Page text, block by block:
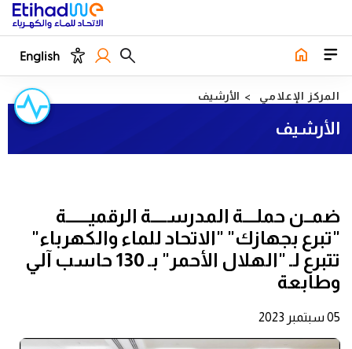
English
المركز الإعلامي الأرشيف
الأرشيف
ضمــن حملــــة المدرســـــة الرقميـــــــة
"تبرع بجهازك" "الاتحاد للماء والكهرباء"
تتبرع لـ "الهلال الأحمر" بـ 130 حاسب آلي
وطابعة
05 سبتمبر 2023